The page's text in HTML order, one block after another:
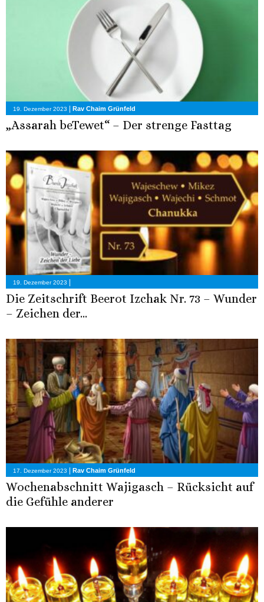
19. Dezember 2023 | Rav Chaim Grünfeld
„Assarah beTewet“ – Der strenge Fasttag
19. Dezember 2023 |
Die Zeitschrift Beerot Izchak Nr. 73 – Wunder
– Zeichen der...
17. Dezember 2023 Rav Chaim Grünfeld
Wochenabschnitt Wajigasch – Rücksicht auf
die Gefühle anderer